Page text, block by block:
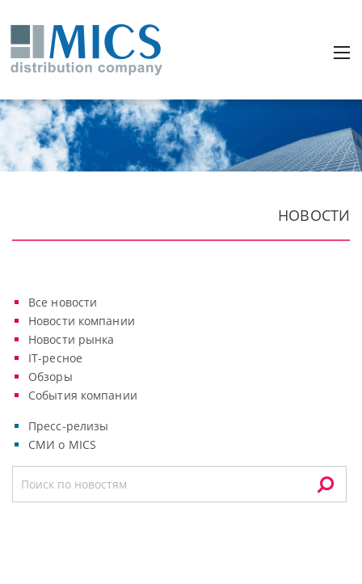
НОВОСТИ
Все новости
Новости компании
Новости рынка
IT-ресное
Обзоры
События компании
Пресс-релизы
СМИ о MICS